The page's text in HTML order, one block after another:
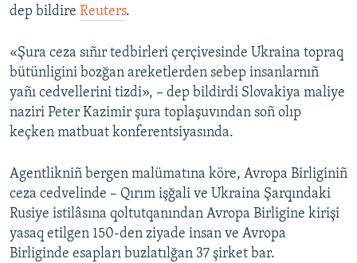
SÜRET
FİKİR
Русский
Українською
QOŞULIÑIZ!
RFE/RS bütün saytları
dep bildire Reuters.
«Şura ceza sıñır tedbirleri çerçivesinde Ukraina topraq
bütünligini bozğan areketlerden sebep insanlarnıñ
yañı cedvellerini tizdi», – dep bildirdi Slovakiya maliye
naziri Peter Kazimir şura toplaşuvından soñ olıp
keçken matbuat konferentsiyasında.
Agentlikniñ bergen malümatına köre, Avropa Birliginiñ
ceza cedvelinde – Qırım işğali ve Ukraina Şarqındaki
Rusiye istilâsına qoltutqanından Avropa Birligine kirişi
yasaq etilgen 150-den ziyade insan ve Avropa
Birliginde esapları buzlatılğan 37 şirket bar.